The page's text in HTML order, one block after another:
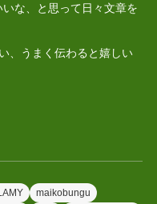
な、と思って日々文章を
、うまく伝わると嬉しい
maikobungu